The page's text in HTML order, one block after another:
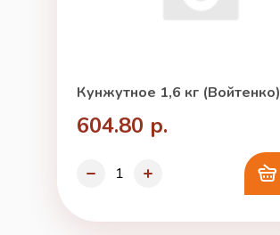
Кунжутное 1,6 кг (Войтенко)
604.80 р.